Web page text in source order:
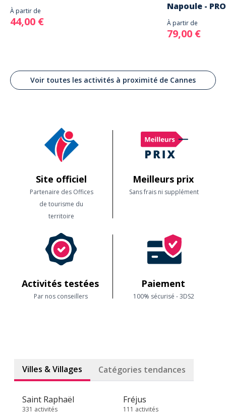
À partir de
44,00 €
Napoule -
À partir de
79,00 €
Voir toutes les activités à proximité de Cannes
Site officiel
Partenaire des Offices
de tourisme du
territoire
Meilleurs prix
Sans frais ni supplément
Activités testées
Par nos conseillers
Paiement
100% sécurisé - 3DS2
Villes & Villages Catégories tendances
Saint Raphaël
331 activités
Fréjus
111 activités